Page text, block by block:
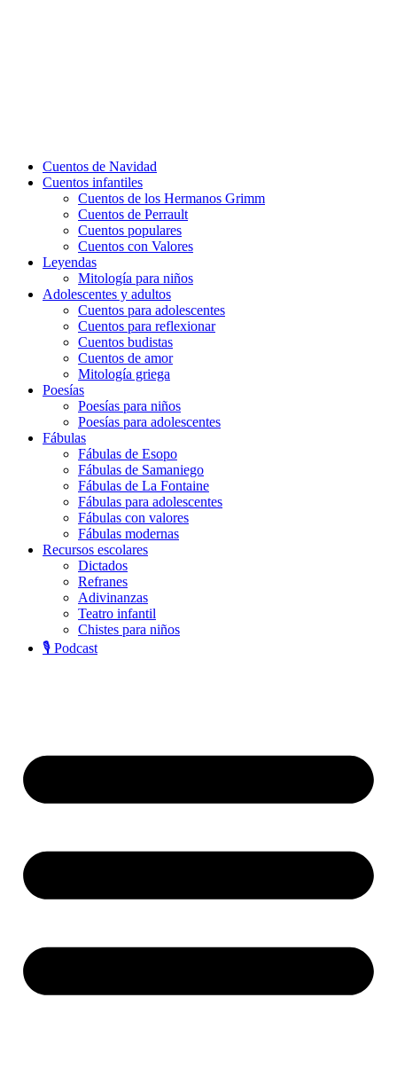
Cuentos de Navidad
Cuentos infantiles
Cuentos de los Hermanos Grimm
Cuentos de Perrault
Cuentos populares
Cuentos con Valores
Leyendas
Mitología para niños
Adolescentes y adultos
Cuentos para adolescentes
Cuentos para reflexionar
Cuentos budistas
Cuentos de amor
Mitología griega
Poesías
Poesías para niños
Poesías para adolescentes
Fábulas
Fábulas de Esopo
Fábulas de Samaniego
Fábulas de La Fontaine
Fábulas para adolescentes
Fábulas con valores
Fábulas modernas
Recursos escolares
Dictados
Refranes
Adivinanzas
Teatro infantil
Chistes para niños
🎙️ Podcast